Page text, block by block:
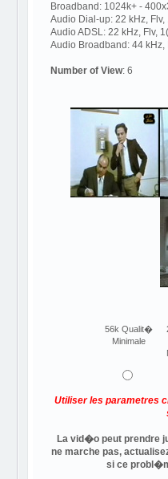
Broadband: 1024k+ -
Audio Dial-up: 22 kHz,
Audio ADSL: 22 kHz, Flv,
Audio Broadband: 44 kHz,
Number of View: 6
56k Qualit�
Minimale
Utiliser les parametres
La vid�o peut prendre
ne marche pas,
si ce